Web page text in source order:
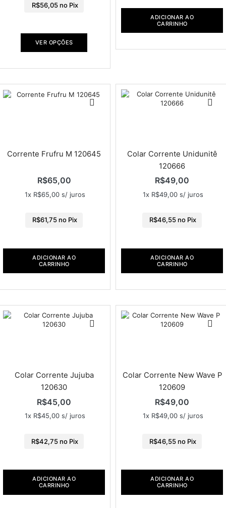
R$56,05 no Pix
VER OPÇÕES
ADICIONAR AO
CARRINHO
Corrente Frufru M 120645
R$65,00
1x R$65,00s/ juros
R$61,75 no Pix
ADICIONAR AO
CARRINHO
Colar Corrente Unidunitê
120666
R$49,00
1x R$49,00s/ juros
R$46,55 no Pix
ADICIONAR AO
CARRINHO
Colar Corrente Jujuba
120630
R$45,00
1x R$45,00s/ juros
R$42,75 no Pix
ADICIONAR AO
CARRINHO
Colar Corrente New Wave P
120609
R$49,00
1x R$49,00s/ juros
R$46,55 no Pix
ADICIONAR AO
CARRINHO